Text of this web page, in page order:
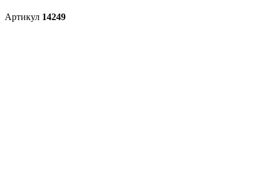
Артикул 14249